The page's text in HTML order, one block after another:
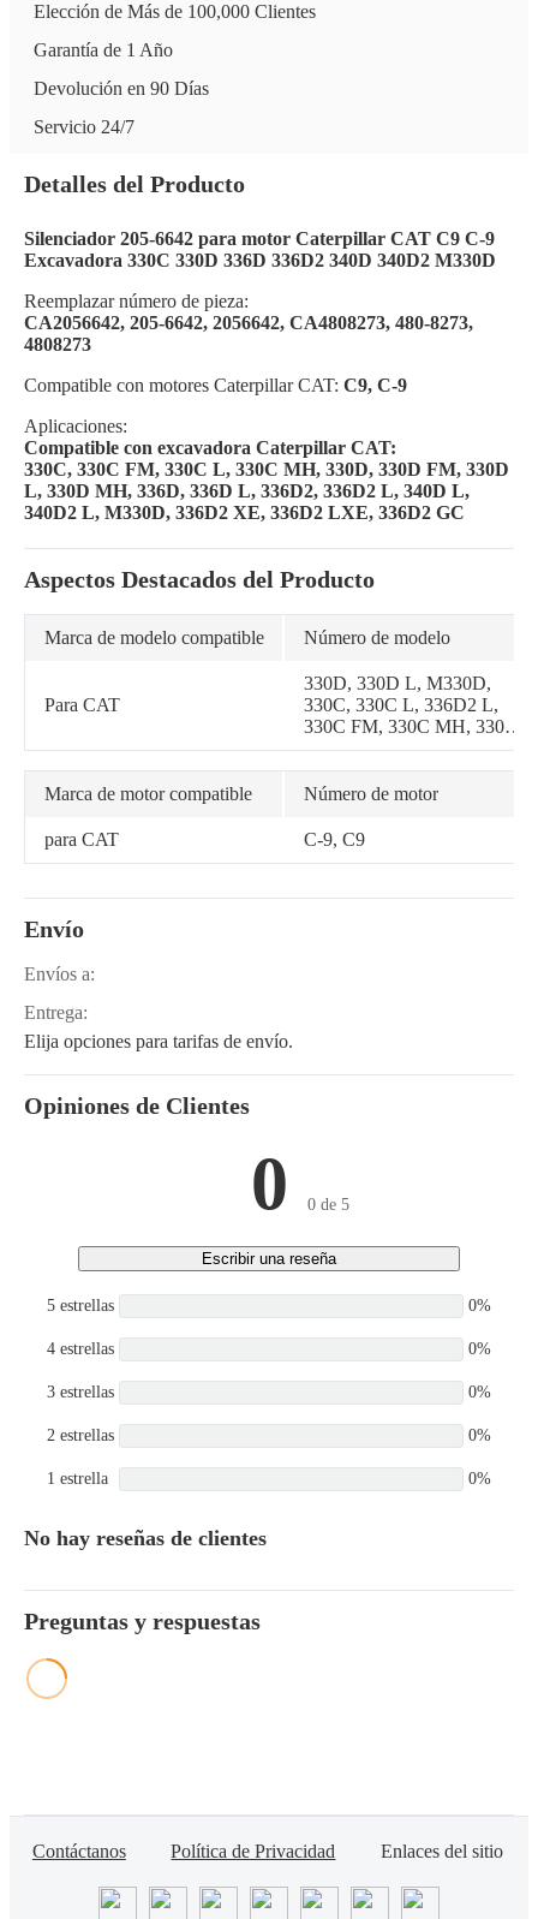
Elección de Más de 100,000 Clientes
Garantía de 1 Año
Devolución en 90 Días
Servicio 24/7
Detalles del Producto
Silenciador 205-6642 para motor Caterpillar CAT C9 C-9
Excavadora 330C 330D 336D 336D2 340D 340D2 M330D
Reemplazar número de pieza:
CA2056642, 205-6642, 2056642, CA4808273, 480-8273,
4808273
Compatible con motores Caterpillar CAT: C9, C-9
Aplicaciones:
Compatible con excavadora Caterpillar CAT:
330C, 330C FM, 330C L, 330C MH, 330D, 330D FM, 330D
L, 330D MH, 336D, 336D L, 336D2, 336D2 L, 340D L,
340D2 L, M330D, 336D2 XE, 336D2 LXE, 336D2 GC
Aspectos Destacados del Producto
Marca de modelo compatible Número de modelo
Para CAT
330D, 330D L, M330D,
330C, 330C L, 336D2 L,
330C FM, 330C MH, 330D
MH, 336D, 336D L, 336D2,
330D FM, 340D L, 340D2
L, 336D2 GC, 336D2 LXE,
Marca de motor compatible Número de motor
para CAT C-9, C9
Envío
Envíos a:
Entrega:
Elija opciones para tarifas de envío.
Opiniones de Clientes
0 0 de 5
Escribir una reseña
5 estrellas 0%
4 estrellas 0%
3 estrellas 0%
2 estrellas 0%
1 estrella 0%
No hay reseñas de clientes
Preguntas y respuestas
Contáctanos Política de Privacidad Enlaces del sitio